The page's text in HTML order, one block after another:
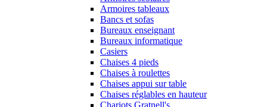
Armoires tableaux
Bancs et sofas
Bureaux enseignant
Bureaux informatique
Casiers
Chaises 4 pieds
Chaises à roulettes
Chaises appui sur table
Chaises réglables en hauteur
Chariots Gratnell's